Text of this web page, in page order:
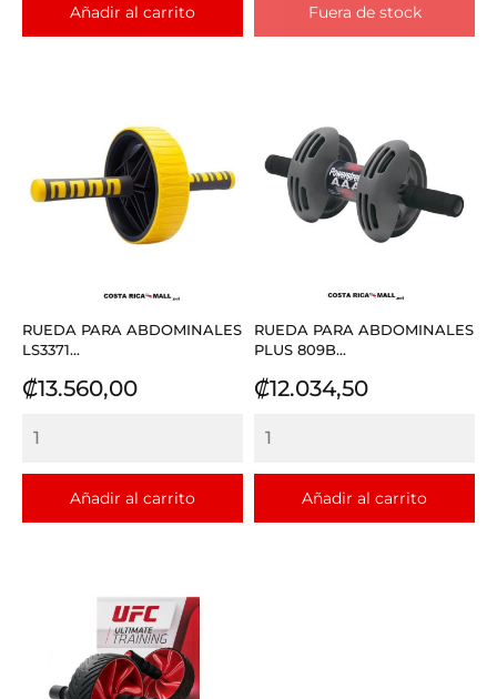
Añadir al carrito Fuera de stock
RUEDA PARA ABDOMINALES
LS3371...
Precio
₡13.560,00
Añadir al carrito
RUEDA PARA ABDOMINALES
PLUS 809B...
Precio
₡12.034,50
Añadir al carrito